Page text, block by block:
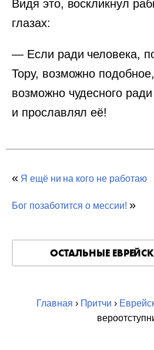
Видя это, воскликнул
глазах:
— Если ради человека,
Тору, возможно
возможно чудесного
и прославлял её!
« Я ещё ни на кого не работаю
Бог позаботится о мессии! »
ОСТАЛЬНЫЕ
Главная › Притчи ›